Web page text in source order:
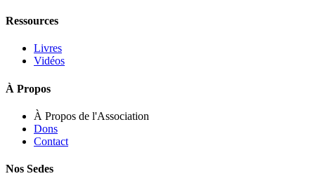
Ressources
Livres
Vidéos
À Propos
À Propos de l'Association
Dons
Contact
Nos Sedes